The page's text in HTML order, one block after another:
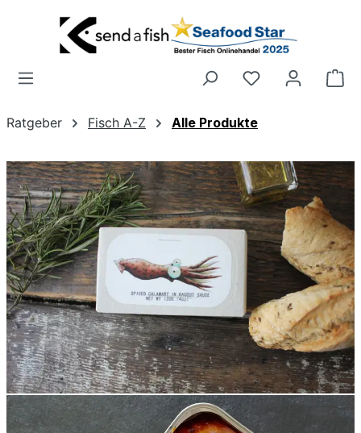
Zum Hauptinhalt springen
Ratgeber Fisch A-Z Alle Produkte